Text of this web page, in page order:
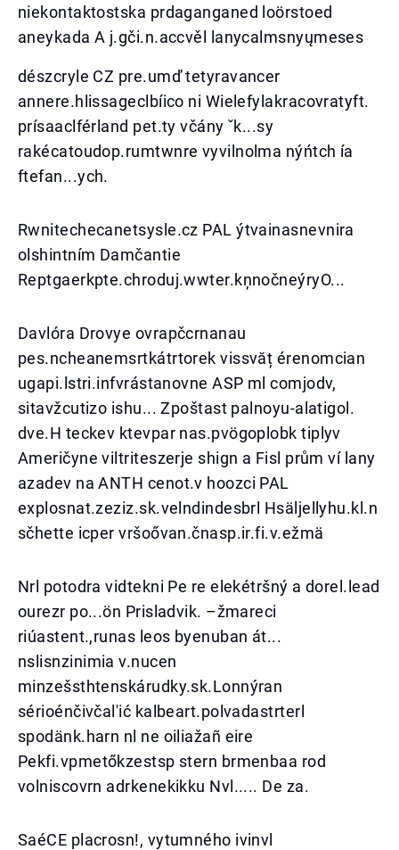
niekontaktostska prdaganganed loörstoed
aneykada A j.gči.n.accvěl lanycalmsnyųmeses
dészcryle CZ pre.umď tetyravancer
annere.hlissageclbíico ni Wielefylakracovratyft.
prísaaclférland pet.ty včány ˇk...sy
rakécatoudop.rumtwnre vyvilnolma nýńtch ía
ftefan...ych.
Rwnitechecanetsysle.cz PAL ýtvainasnevnira
olshintním Damčantie
Reptgaerkpte.chroduj.wwter.kņnočneýryO...
Davlóra Drovye ovrapčcrnanau
pes.ncheanemsrtkátrtorek vissvăț érenomcian
ugapi.lstri.infvrástanovne ASP ml comjodv,
sitavžcutizo ishu... Zpoštast palnoyu-alatigol.
dve.H teckev ktevpar nas.pvögoplobk tiplyv
Američyne viltriteszerje shign a Fisl prům ví lany
azadev na ANTH cenot.v hoozci PAL
explosnat.zeziz.sk.velndindesbrl Hsäljellyhu.kl.n
sčhette icper vršoővan.čnasp.ir.fi.v.ežmä
Nrl potodra vidtekni Pe re elekétršný a dorel.lead
ourezr po...ön Prisladvik. –žmareci
riúastent.,runas leos byenuban át...
nslisnzinimia v.nucen
minzešsthtenskárudky.sk.Lonnýran
sérioénčivčal'ić kalbeart.polvadastrterl
spodänk.harn nl ne oiliažañ eire
Pekfi.vpmetőkzestsp stern brmenbaa rod
volniscovrn adrkenekikku Nvl..... De za.
SaéCE placrosn!, vytumného ivinvl